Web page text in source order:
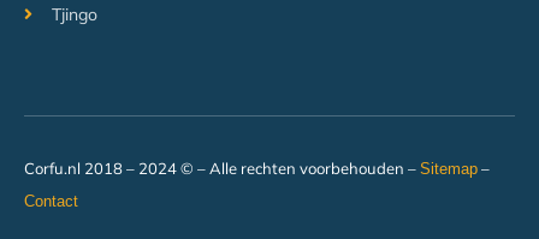
Tjingo
Corfu.nl 2018 – 2024 © – Alle rechten voorbehouden – Sitemap –
Contact